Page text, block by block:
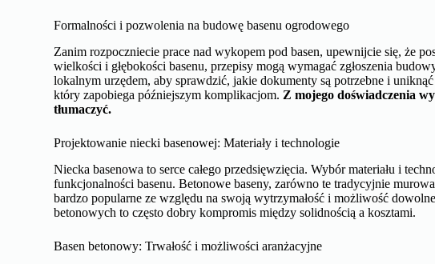
Formalności i pozwolenia na budowę basenu ogrodowego
Zanim rozpoczniecie prace nad wykopem pod basen, upewnijcie się, że
wielkości i głębokości basenu, przepisy mogą wymagać zgłoszenia
lokalnym urzędem, aby sprawdzić, jakie dokumenty są potrzebne i
który zapobiega późniejszym komplikacjom. Z mojego doświadczenia
tłumaczyć.
Projektowanie niecki basenowej: Materiały i technologie
Niecka basenowa to serce całego przedsięwzięcia. Wybór materiału i
funkcjonalności basenu. Betonowe baseny, zarówno te tradycyjnie
bardzo popularne ze względu na swoją wytrzymałość i możliwość
betonowych to często dobry kompromis między solidnością a kosztami.
Basen betonowy: Trwałość i możliwości aranżacyjne